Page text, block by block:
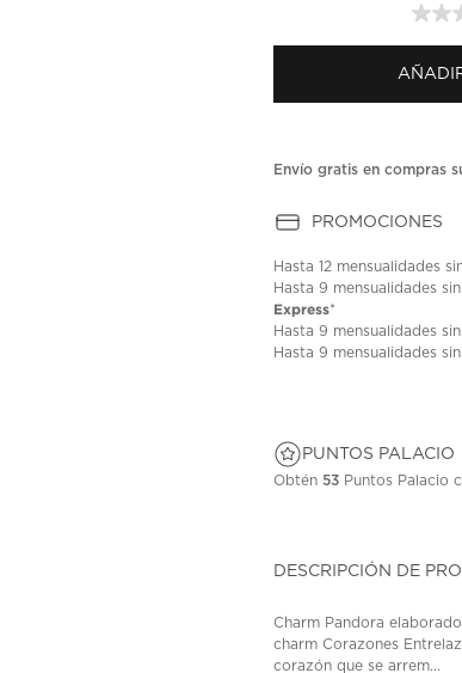
Envío gratis en compras
PROMOCIONES
Hasta12 mensualidades
Hasta9 mensualidades
Express*
Hasta9 mensualidades
Hasta9 mensualidades
PUNTOS PALACIO
Obtén53 Puntos Palacio
DESCRIPCIÓN DE
Charm Pandora
charm Corazones
corazón que se arrem...